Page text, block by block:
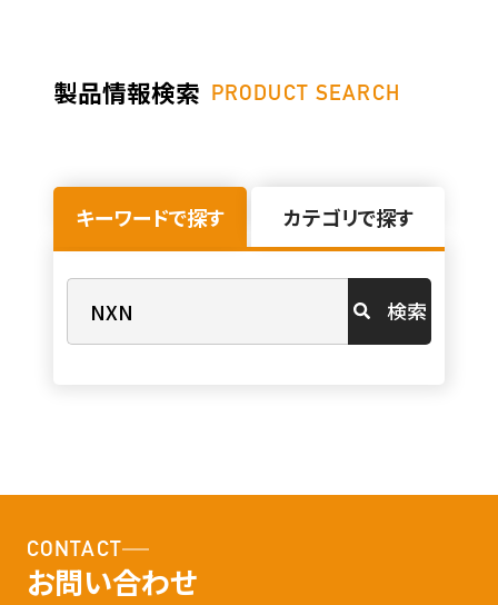
製品情報検索 PRODUCT SEARCH
キーワードで探す カテゴリで探す
検索
CONTACT
お問い合わせ